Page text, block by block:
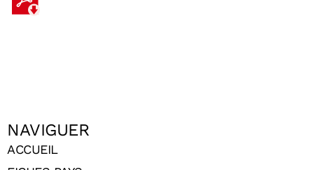
NAVIGUER
ACCUEIL